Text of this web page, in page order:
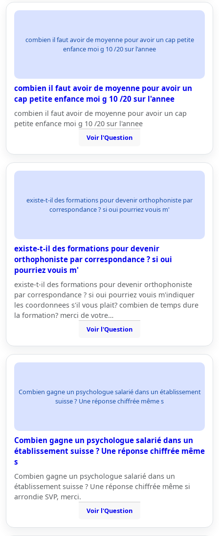
combien il faut avoir de moyenne pour avoir un cap petite
enfance moi g 10 /20 sur l'annee
combien il faut avoir de moyenne pour avoir un
cap petite enfance moi g 10 /20 sur l'annee
combien il faut avoir de moyenne pour avoir un cap
petite enfance moi g 10 /20 sur l'annee
Voir l'Question
existe-t-il des formations pour devenir orthophoniste par
correspondance ? si oui pourriez vouis m'
existe-t-il des formations pour devenir
orthophoniste par correspondance ? si oui
pourriez vouis m'
existe-t-il des formations pour devenir orthophoniste
par correspondance ? si oui pourriez vouis m'indiquer
les coordonnees s'il vous plait? combien de temps dure
la formation? merci de votre…
Voir l'Question
Combien gagne un psychologue salarié dans un établissement
suisse ? Une réponse chiffrée même s
Combien gagne un psychologue salarié dans un
établissement suisse ? Une réponse chiffrée même
s
Combien gagne un psychologue salarié dans un
établissement suisse ? Une réponse chiffrée même si
arrondie SVP, merci.
Voir l'Question